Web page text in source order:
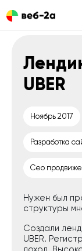
UBER
Ноябрь 2017
Разработка
Сео
Нужен был
структуры
Создали
UBER.